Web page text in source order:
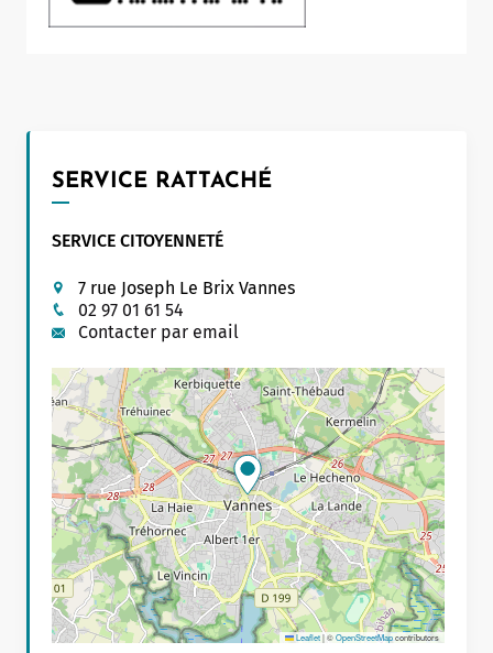
SERVICE RATTACHÉ
SERVICE CITOYENNETÉ
7 rue Joseph Le Brix Vannes
02 97 01 61 54
Contacter par email
Leaflet|©OpenStreetMapcontributors